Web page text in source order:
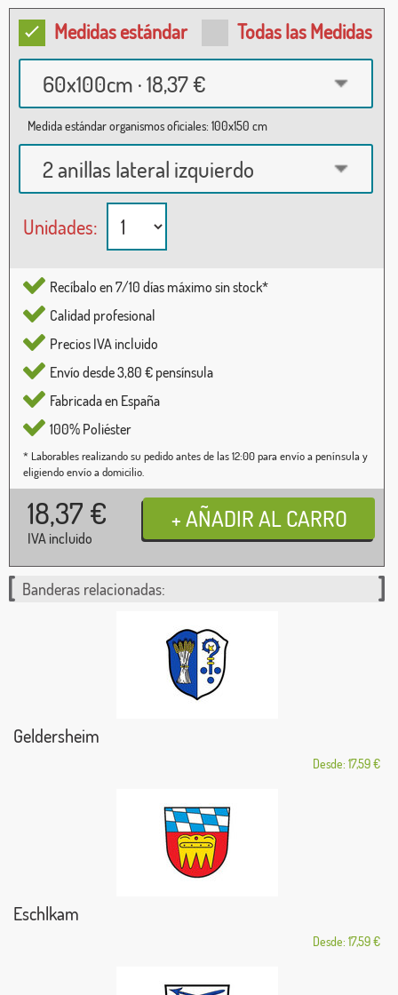
Medidas estándar Todas las Medidas
60x100cm · 18,37 €
Medida estándar organismos oficiales: 100x150 cm
2 anillas lateral izquierdo
Unidades:
Recíbalo en 7/10 días máximo sin stock*
Calidad profesional
Precios IVA incluido
Envío desde 3,80 € pensínsula
Fabricada en España
100% Poliéster
* Laborables realizando su pedido antes de las 12:00 para envío a península y
eligiendo envío a domicilio.
18,37 €
IVA incluido
Banderas relacionadas:
Geldersheim
Desde: 17,59 €
Eschlkam
Desde: 17,59 €